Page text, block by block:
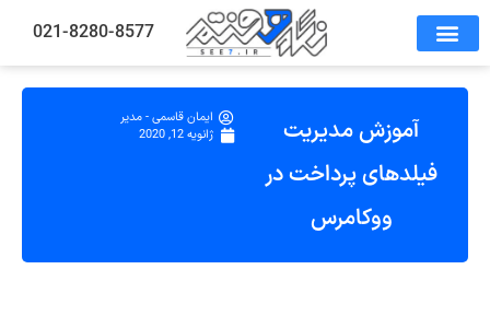
021-8280-8577
آموزش مدیریت
فیلدهای پرداخت در
ووکامرس
ایمان قاسمی - مدیر
ژانویه 12, 2020